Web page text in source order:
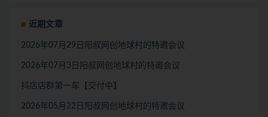
近期文章
2026年07月29日阳叔网创地球村的特邀会议
2026年07月3日阳叔网创地球村的特邀会议
抖店店群第一车【交付中】
2026年05月22日阳叔网创地球村的特邀会议